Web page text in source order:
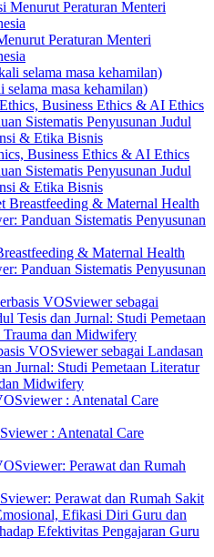
Peraturan Menteri
masa kehamilan)
Business Ethics & AI Ethics
Sistematis Penyusunan Judul
& Etika Bisnis
& Maternal Health
Panduan Sistematis Penyusunan
VOSviewer sebagai Landasan
Jurnal: Studi Pemetaan Literatur
Midwifery
: Antenatal Care
Perawat dan Rumah Sakit